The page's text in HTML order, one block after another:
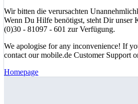
Wir bitten die verursachten
Wenn Du Hilfe benötigst, steht Dir unser
(0)30 - 81097 - 601 zur Verfügung.
We apologise for any inconvenience! If
contact our mobile.de Customer Support
Homepage